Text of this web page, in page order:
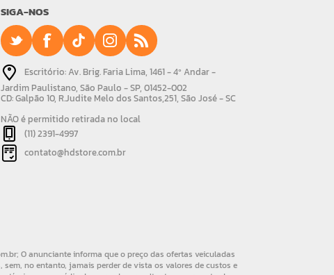
SIGA-NOS
Escritório: Av. Brig. Faria Lima, 1461 - 4º Andar -
Jardim Paulistano, São Paulo - SP, 01452-002
CD: Galpão 10, R.Judite Melo dos Santos,251, São José - SC
NÃO é permitido retirada no local
(11) 2391-4997
contato@hdstore.com.br